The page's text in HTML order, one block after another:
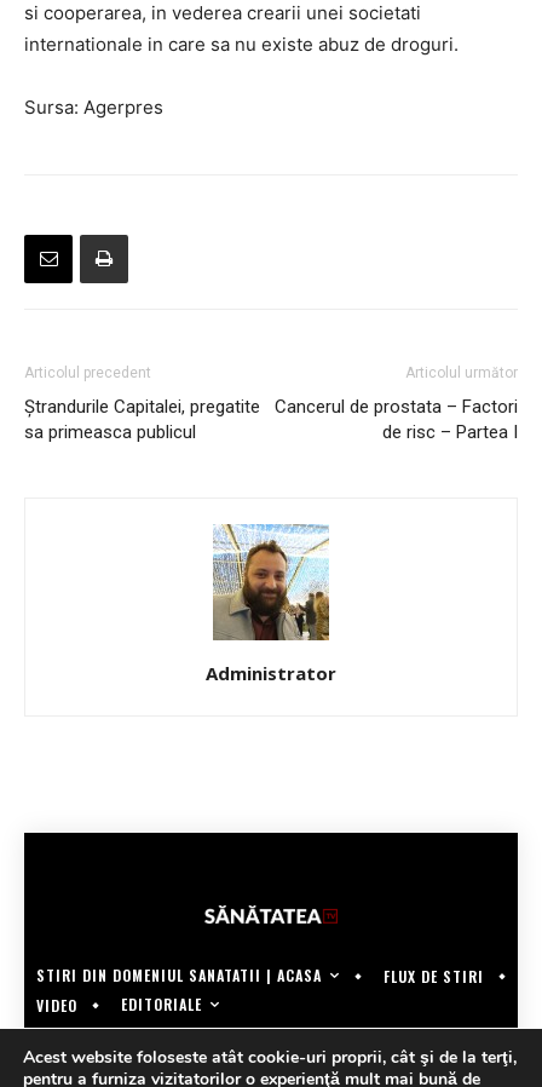
si cooperarea, in vederea crearii unei societati
internationale in care sa nu existe abuz de droguri.
Sursa: Agerpres
Articolul precedent
Ştrandurile Capitalei, pregatite
sa primeasca publicul
Articolul următor
Cancerul de prostata – Factori
de risc – Partea I
Administrator
STIRI DIN DOMENIUL SANATATII | ACASA
FLUX DE STIRI
VIDEO
EDITORIALE
Acest website foloseste atât cookie-uri proprii, cât şi de la terţi,
pentru a furniza vizitatorilor o experienţă mult mai bună de